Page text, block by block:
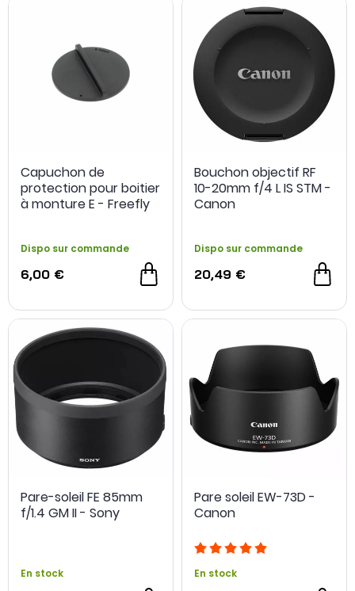
Capuchon de
protection pour boitier
à monture E - Freefly
Dispo sur commande
6,00 €
Bouchon objectif RF
10-20mm f/4 L IS STM -
Canon
Dispo sur commande
20,49 €
Pare-soleil FE 85mm
f/1.4 GM II - Sony
En stock
Pare soleil EW-73D -
Canon
En stock